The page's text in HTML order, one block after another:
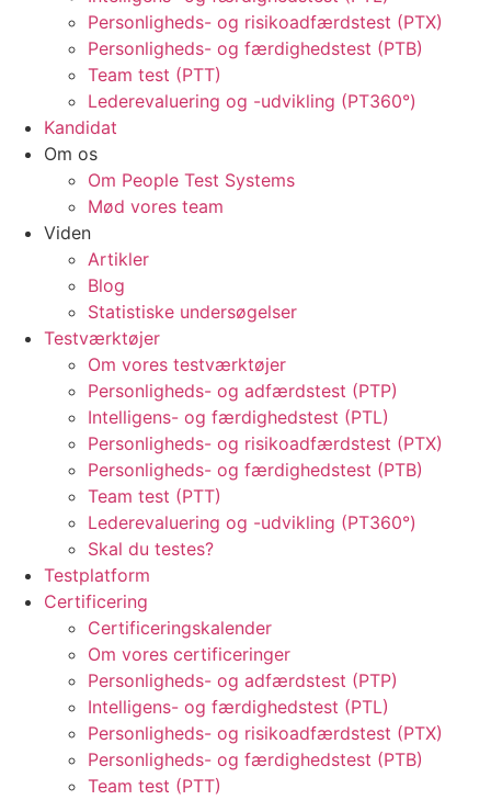
Personligheds- og risikoadfærdstest (PTX)
Personligheds- og færdighedstest (PTB)
Team test (PTT)
Lederevaluering og -udvikling (PT360°)
Kandidat
Om os
Om People Test Systems
Mød vores team
Viden
Artikler
Blog
Statistiske undersøgelser
Testværktøjer
Om vores testværktøjer
Personligheds- og adfærdstest (PTP)
Intelligens- og færdighedstest (PTL)
Personligheds- og risikoadfærdstest (PTX)
Personligheds- og færdighedstest (PTB)
Team test (PTT)
Lederevaluering og -udvikling (PT360°)
Skal du testes?
Testplatform
Certificering
Certificeringskalender
Om vores certificeringer
Personligheds- og adfærdstest (PTP)
Intelligens- og færdighedstest (PTL)
Personligheds- og risikoadfærdstest (PTX)
Personligheds- og færdighedstest (PTB)
Team test (PTT)